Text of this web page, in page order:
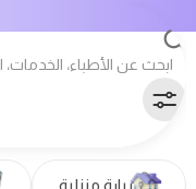
زيارة منزلية